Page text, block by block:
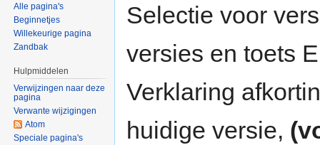
Selectie voor
versies en toets
Verklaring
huidige versie,
Alle pagina's
Beginnetjes
Willekeurige pagina
Zandbak
Hulpmiddelen
Verwijzingen naar deze
pagina
Verwante wijzigingen
Atom
Speciale pagina's